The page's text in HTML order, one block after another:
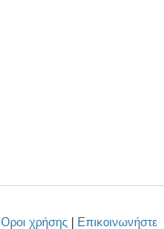
Οροι χρήσης| Επικοινωνήστε